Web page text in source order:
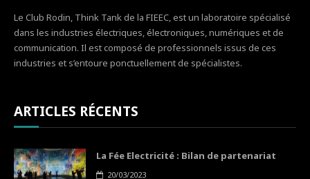
Le Club Rodin, Think Tank de la FIEEC, est un laboratoire spécialisé
dans les industries électriques, électroniques, numériques et de
communication. Il est composé de professionnels issus de ces
industries et s’entoure ponctuellement de spécialistes.
ARTICLES RÉCENTS
La Fée Electricité : Bilan de partenariat
20/03/2023